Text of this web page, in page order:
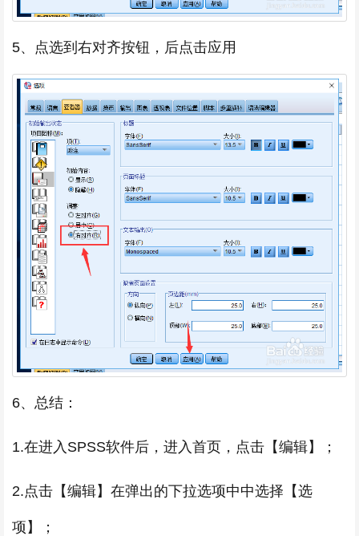
5、点选到右对齐按钮，后点击应用
6、总结：
1.在进入SPSS软件后，进入首页，点击【编辑】；
2.点击【编辑】在弹出的下拉选项中中选择【选
项】；